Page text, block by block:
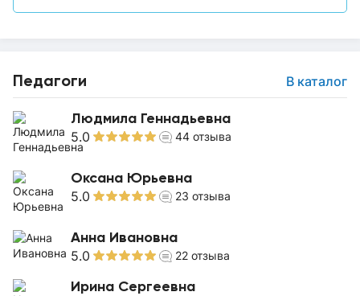
Педагоги В каталог
Людмила Геннадьевна
5.0 44 отзыва
Оксана Юрьевна
5.0 23 отзыва
Анна Ивановна
5.0 22 отзыва
Ирина Сергеевна